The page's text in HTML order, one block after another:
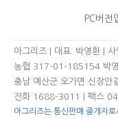
PC버전
아그리즈 | 대표: 박영환 |
농협 317-01-185154 박
충남 예산군 오가면 신장안
전화 1688-3011
| 팩스
아그리즈는 통신판매 중개자